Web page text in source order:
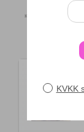
Kaynak: Trendyol